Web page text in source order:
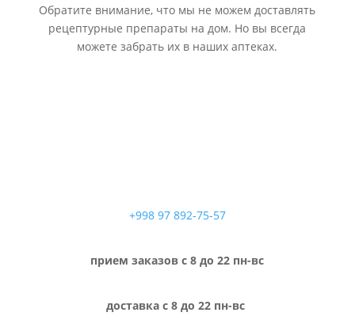
Обратите внимание, что мы не можем доставлять
рецептурные препараты на дом. Но вы всегда
можете забрать их в наших аптеках.
+998 97 892-75-57
прием заказов с 8 до 22 пн-вс
доставка с 8 до 22 пн-вс